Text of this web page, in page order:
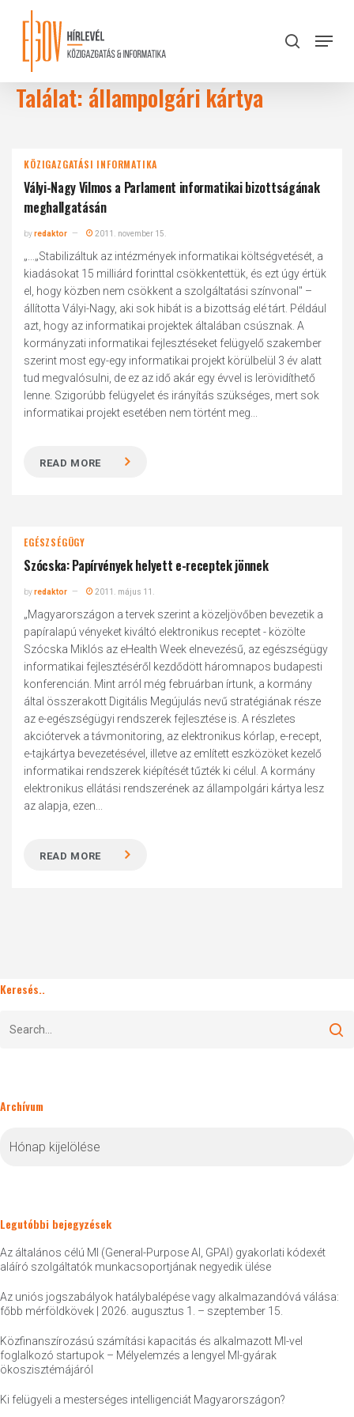
content
search
Menu
Találat: állampolgári kártya
KÖZIGAZGATÁSI INFORMATIKA
Vályi-Nagy Vilmos a Parlament informatikai bizottságának
meghallgatásán
byredaktor 2011. november 15.
„...„Stabilizáltuk az intézmények informatikai költségvetését, a
kiadásokat 15 milliárd forinttal csökkentettük, és ezt úgy értük
el, hogy közben nem csökkent a szolgáltatási színvonal" –
állította Vályi-Nagy, aki sok hibát is a bizottság elé tárt. Például
azt, hogy az informatikai projektek általában csúsznak. A
kormányzati informatikai fejlesztéseket felügyelő szakember
szerint most egy-egy informatikai projekt körülbelül 3 év alatt
tud megvalósulni, de ez az idő akár egy évvel is lerövidíthető
lenne. Szigorúbb felügyelet és irányítás szükséges, mert sok
informatikai projekt esetében nem történt meg...
READ MORE
EGÉSZSÉGÜGY
Szócska: Papírvények helyett e-receptek jönnek
byredaktor 2011. május 11.
„Magyarországon a tervek szerint a közeljövőben bevezetik a
papíralapú vényeket kiváltó elektronikus receptet - közölte
Szócska Miklós az eHealth Week elnevezésű, az egészségügy
informatikai fejlesztéséről kezdődött háromnapos budapesti
konferencián. Mint arról még februárban írtunk, a kormány
által összerakott Digitális Megújulás nevű stratégiának része
az e-egészségügyi rendszerek fejlesztése is. A részletes
akciótervek a távmonitoring, az elektronikus kórlap, e-recept,
e-tajkártya bevezetésével, illetve az említett eszközöket kezelő
informatikai rendszerek kiépítését tűzték ki célul. A kormány
elektronikus ellátási rendszerének az állampolgári kártya lesz
az alapja, ezen...
READ MORE
Keresés..
Archívum
Legutóbbi bejegyzések
Az általános célú MI (General-Purpose AI, GPAI) gyakorlati kódexét
aláíró szolgáltatók munkacsoportjának negyedik ülése
Az uniós jogszabályok hatálybalépése vagy alkalmazandóvá válása:
főbb mérföldkövek | 2026. augusztus 1. – szeptember 15.
Közfinanszírozású számítási kapacitás és alkalmazott MI-vel
foglalkozó startupok – Mélyelemzés a lengyel MI-gyárak
ökoszisztémájáról
Ki felügyeli a mesterséges intelligenciát Magyarországon?
Close